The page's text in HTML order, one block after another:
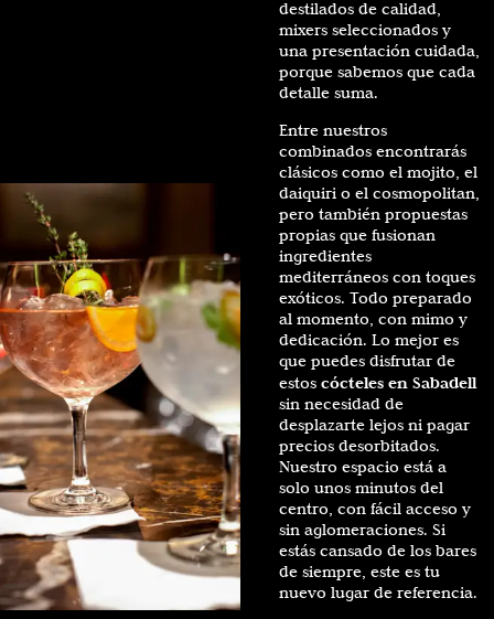
destilados de calidad,
mixers seleccionados y
una presentación cuidada,
porque sabemos que cada
detalle suma.
Entre nuestros
combinados encontrarás
clásicos como el mojito, el
daiquiri o el cosmopolitan,
pero también propuestas
propias que fusionan
ingredientes
mediterráneos con toques
exóticos. Todo preparado
al momento, con mimo y
dedicación. Lo mejor es
que puedes disfrutar de
estos cócteles en Sabadell
sin necesidad de
desplazarte lejos ni pagar
precios desorbitados.
Nuestro espacio está a
solo unos minutos del
centro, con fácil acceso y
sin aglomeraciones. Si
estás cansado de los bares
de siempre, este es tu
nuevo lugar de referencia.